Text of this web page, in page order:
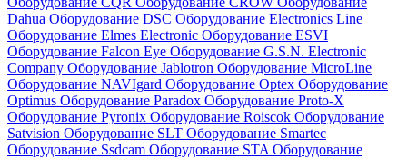
Dahua Оборудование DSC Оборудование Electronics Line
Оборудование Elmes Electronic Оборудование ESVI
Оборудование Falcon Eye Оборудование G.S.N. Electronic
Company Оборудование Jablotron Оборудование MicroLine
Оборудование NAVIgard Оборудование Optex Оборудование
Optimus Оборудование Paradox Оборудование Proto-X
Оборудование Pyronix Оборудование Roiscok Оборудование
Satvision Оборудование SLT Оборудование Smartec
Оборудование Ssdcam Оборудование STA Оборудование